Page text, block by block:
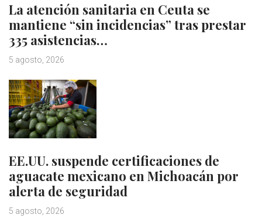
La atención sanitaria en Ceuta se
mantiene “sin incidencias” tras prestar
335 asistencias…
5 agosto, 2026
EE.UU. suspende certificaciones de
aguacate mexicano en Michoacán por
alerta de seguridad
5 agosto, 2026